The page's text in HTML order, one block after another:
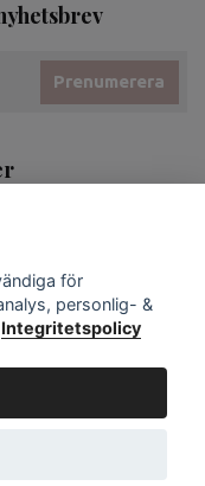
Prenumerera
för
personlig- &
Integritetspolicy